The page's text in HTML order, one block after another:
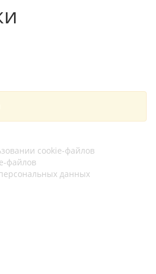
cookie-файлов
файлов
данных